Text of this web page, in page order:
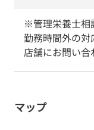
※管理栄養士相
勤務時間外の
店舗にお問い
マップ